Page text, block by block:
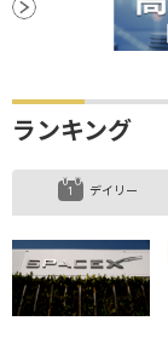
ランキング
デイリー